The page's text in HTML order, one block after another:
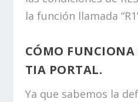
la función llamada
CÓMO FUNCIONA
TIA PORTAL.
Ya que sabemos la